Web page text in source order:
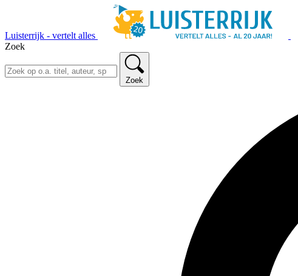
Luisterrijk - vertelt alles
Zoek
Zoek